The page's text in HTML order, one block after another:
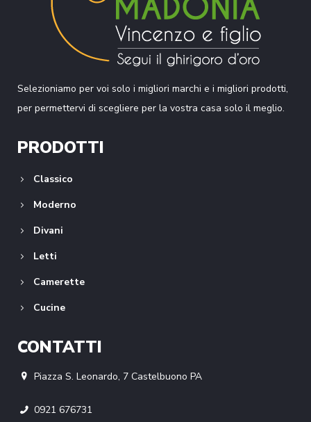
Selezioniamo per voi solo i migliori marchi e i migliori prodotti,
per permettervi di scegliere per la vostra casa solo il meglio.
PRODOTTI
Classico
Moderno
Divani
Letti
Camerette
Cucine
CONTATTI
Piazza S. Leonardo, 7 Castelbuono PA
0921 676731